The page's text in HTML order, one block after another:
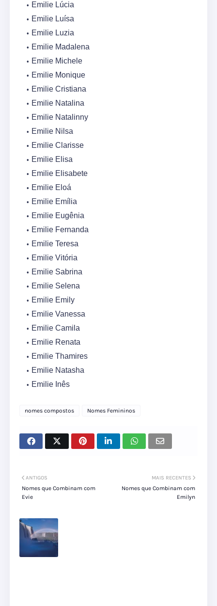
Emilie Lúcia
Emilie Luísa
Emilie Luzia
Emilie Madalena
Emilie Michele
Emilie Monique
Emilie Cristiana
Emilie Natalina
Emilie Natalinny
Emilie Nilsa
Emilie Clarisse
Emilie Elisa
Emilie Elisabete
Emilie Eloá
Emilie Emília
Emilie Eugênia
Emilie Fernanda
Emilie Teresa
Emilie Vitória
Emilie Sabrina
Emilie Selena
Emilie Emily
Emilie Vanessa
Emilie Camila
Emilie Renata
Emilie Thamires
Emilie Natasha
Emilie Inês
nomes compostos Nomes Femininos
MAIS RECENTES
Nomes que Combinam com
Emilyn
ANTIGOS
Nomes que Combinam com
Evie